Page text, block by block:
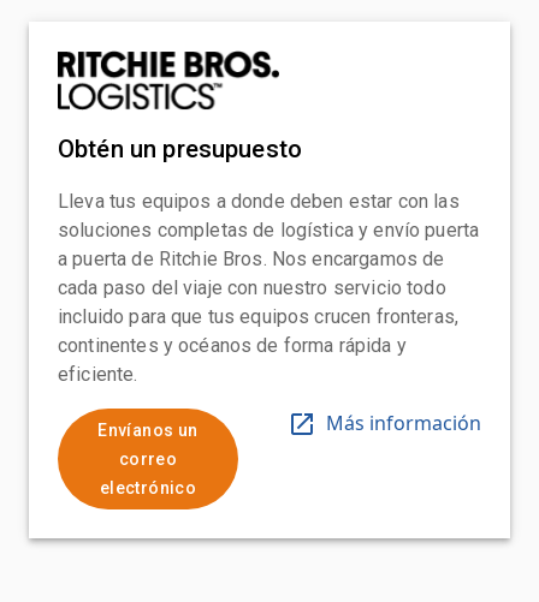
Obtén un presupuesto
Lleva tus equipos a donde deben estar con las
soluciones completas de logística y envío puerta
a puerta de Ritchie Bros. Nos encargamos de
cada paso del viaje con nuestro servicio todo
incluido para que tus equipos crucen fronteras,
continentes y océanos de forma rápida y
eficiente.
Envíanos un
correo
electrónico
Más información